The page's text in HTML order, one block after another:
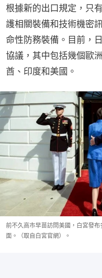
根據新的出口規定，只
護相關裝備和技術機密
命性防務裝備。目前，
協議，其中包括幾個歐
酋、印度和美國。
前不久高市早苗訪問美國，白宮發
面。（取自白宮官網）。